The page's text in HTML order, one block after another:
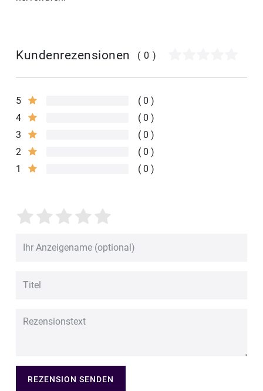
Kundenrezensionen (0)
5
0
4
0
3
0
2
0
1
0
REZENSION SENDEN